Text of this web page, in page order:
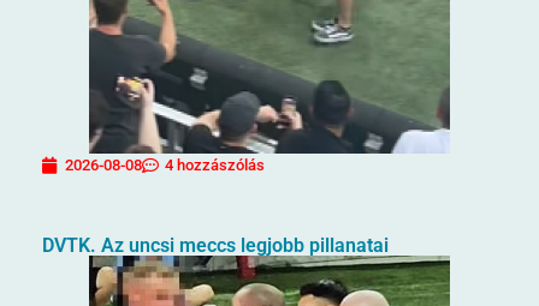
2026-08-08 4 hozzászólás
DVTK. Az uncsi meccs legjobb pillanatai